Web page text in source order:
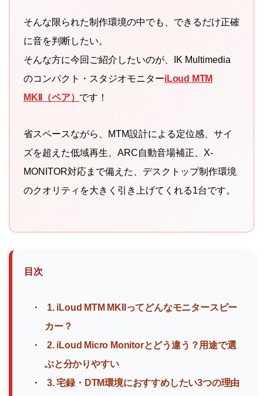
そんな限られた制作環境の中でも、できるだけ正確
に音を判断したい。
そんな方に今回ご紹介したいのが、IK Multimedia
のコンパクト・スタジオモニターiLoud MTM
MKII（ペア） です！
省スペースながら、MTM設計による定位感、サイ
ズを超えた低域再生、ARC自動音場補正、X-
MONITOR対応まで備えた、デスクトップ制作環境
のクオリティを大きく引き上げてくれる1台です。
目次
1. iLoud MTM MKIIってどんなモニタースピー
カー？
2. iLoud Micro Monitorとどう違う？用途で選
ぶと分かりやすい
3. 宅録・DTM環境におすすめしたい3つの理由